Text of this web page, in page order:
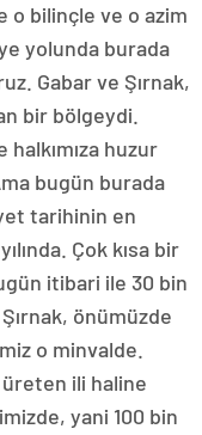
o bilinçle ve o azim
yolunda burada
Gabar ve Şırnak,
bir bölgeydi.
huzur
bugün burada
tarihinin en
Çok kısa bir
itibari ile 30 bin
önümüzde
o minvalde.
üreten ili haline
yani 100 bin